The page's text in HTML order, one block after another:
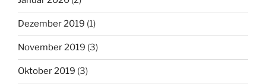
Dezember 2019 (1)
November 2019 (3)
Oktober 2019 (3)